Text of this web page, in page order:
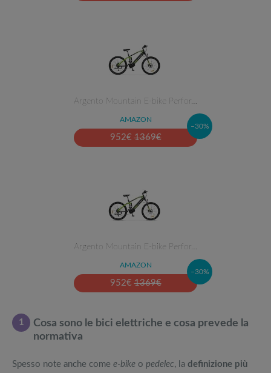
Argento Mountain E-bike Perfor…
AMAZON
952€ 1369€
–30%
Argento Mountain E-bike Perfor…
AMAZON
952€ 1369€
–30%
1
Cosa sono le bici elettriche e cosa prevede la
normativa
Spesso note anche come e-bike o pedelec, la definizione più